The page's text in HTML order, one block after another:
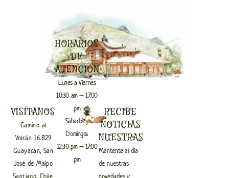
VISÍTANOS
Camino al
Volcán 16.829
Guayacán, San
José de Maipo
HORARIOS
DE
ATENCIÓN
Lunes a Viernes
10:30 am – 17:00
pm
Sábados y
Domingos
12:30 pm – 17:00
pm
RECIBE
NOTICIAS
NUESTRAS
Mantente al día
de nuestras